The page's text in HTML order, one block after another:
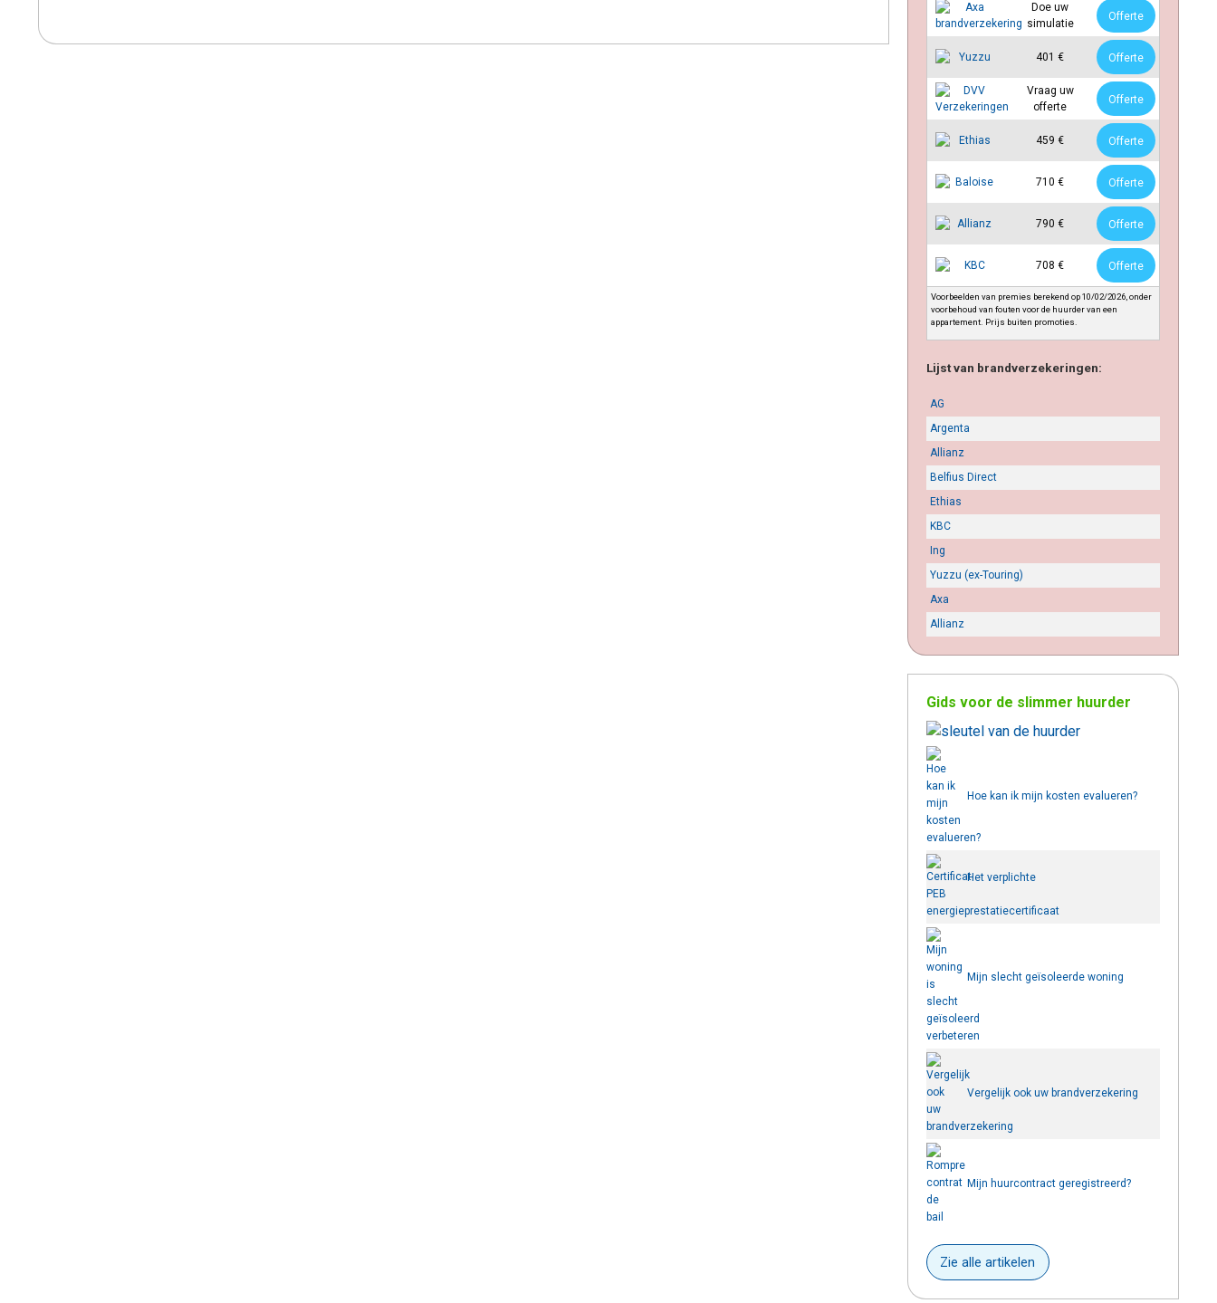
Doe uw
simulatie
Offerte
401 € Offerte
Vraag uw
offerte
Offerte
459 € Offerte
710 € Offerte
790 € Offerte
708 € Offerte
Voorbeelden van premies berekend op 10/02/2026, onder
voorbehoud van fouten voor de huurder van een
appartement. Prijs buiten promoties.
Lijst van brandverzekeringen:
AG
Argenta
Allianz
Belfius Direct
Ethias
KBC
Ing
Yuzzu (ex-Touring)
Axa
Allianz
Gids voor de slimmer huurder
Hoe kan ik mijn kosten evalueren?
Het verplichte
energieprestatiecertificaat
Mijn slecht geïsoleerde woning
verbeteren
Vergelijk ook uw brandverzekering
Mijn huurcontract geregistreerd?
Zie alle artikelen